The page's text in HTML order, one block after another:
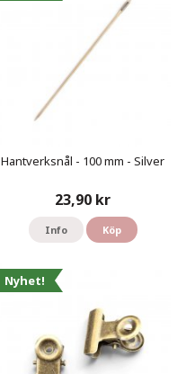
Hantverksnål - 100 mm - Silver
23,90 kr
Info Köp
Nyhet!